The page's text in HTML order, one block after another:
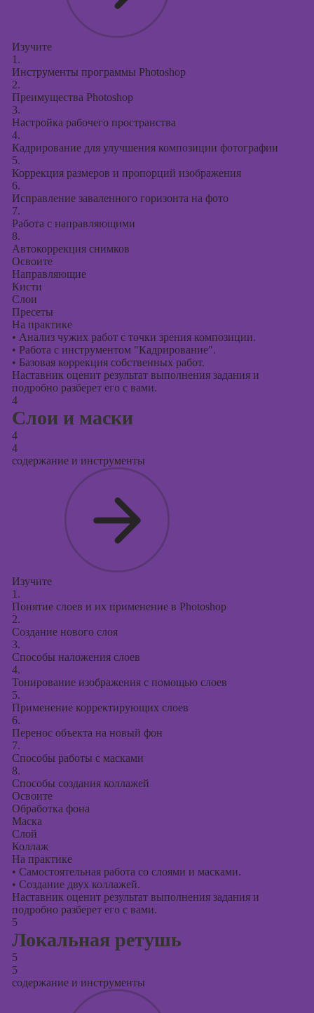
Изучите
1.
Инструменты программы Photoshop
2.
Преимущества Photoshop
3.
Настройка рабочего пространства
4.
Кадрирование для улучшения композиции фотографии
5.
Коррекция размеров и пропорций изображения
6.
Исправление заваленного горизонта на фото
7.
Работа с направляющими
8.
Автокоррекция снимков
Освоите
Направляющие
Кисти
Слои
Пресеты
На практике
• Анализ чужих работ с точки зрения композиции.
• Работа с инструментом "Кадрирование".
• Базовая коррекция собственных работ.
Наставник оценит результат выполнения задания и
подробно разберет его с вами.
4
Слои и маски
4
4
содержание и инструменты
Изучите
1.
Понятие слоев и их применение в Photoshop
2.
Создание нового слоя
3.
Способы наложения слоев
4.
Тонирование изображения с помощью слоев
5.
Применение корректирующих слоев
6.
Перенос объекта на новый фон
7.
Способы работы с масками
8.
Способы создания коллажей
Освоите
Обработка фона
Маска
Слой
Коллаж
На практике
• Самостоятельная работа со слоями и масками.
• Создание двух коллажей.
Наставник оценит результат выполнения задания и
подробно разберет его с вами.
5
Локальная ретушь
5
5
содержание и инструменты